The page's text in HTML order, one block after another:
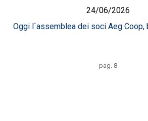
24/06/2026
Oggi l`assemblea dei soci Aeg Coop,
pag. 8